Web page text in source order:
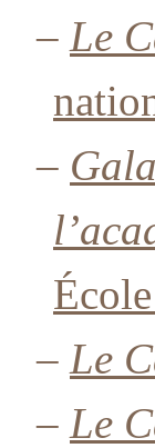
– Le
–
– Le
– Le